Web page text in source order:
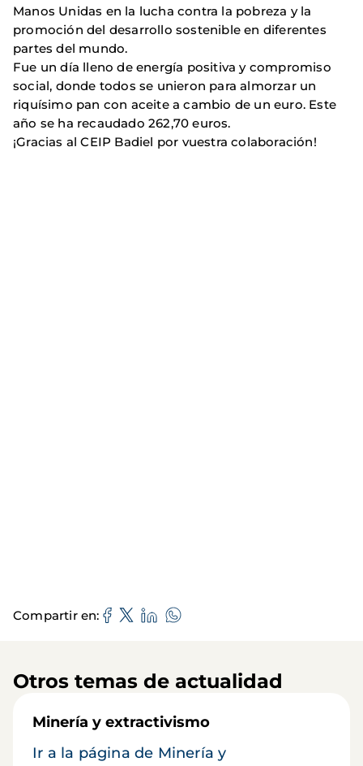
Manos Unidas en la lucha contra la pobreza y la
promoción del desarrollo sostenible en diferentes
partes del mundo.
Fue un día lleno de energía positiva y compromiso
social, donde todos se unieron para almorzar un
riquísimo pan con aceite a cambio de un euro. Este
año se ha recaudado 262,70 euros.
¡Gracias al CEIP Badiel por vuestra colaboración!
Compartir en
Otros temas de actualidad
Minería y extractivismo
Ir a la página de Minería y